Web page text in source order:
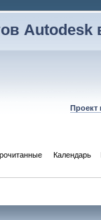
Autodesk
Проект
Календарь